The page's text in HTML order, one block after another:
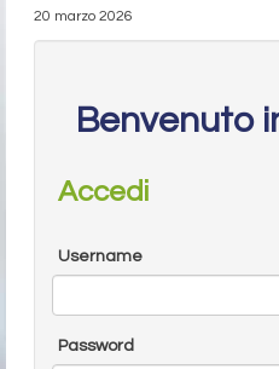
20 marzo 2026
Benvenuto
Accedi
Username
Password